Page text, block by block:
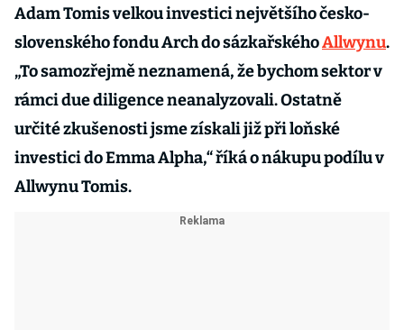
Adam Tomis velkou investici největšího česko-
slovenského fondu Arch do sázkařskéhoAllwynu.
„To samozřejmě neznamená, že bychom sektor v
rámci due diligence neanalyzovali. Ostatně
určité zkušenosti jsme získali již při loňské
investici do Emma Alpha,“ říká o nákupu podílu v
Allwynu Tomis.